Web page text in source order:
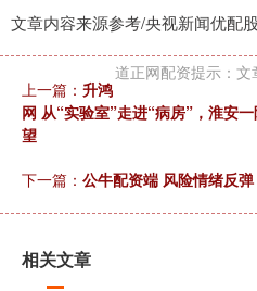
文章内容来源参考/央视新闻优配
道正网配资提示：文
上一篇： 升鸿
网 从“实验室”走进“病房”，淮安
望
下一篇： 公牛配资端 风险情绪反
相关文章